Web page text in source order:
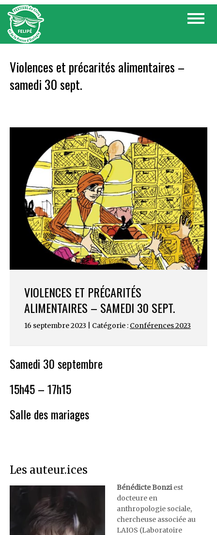
Skip
content
Toggle
Violences et précarités alimentaires –
samedi 30 sept.
VIOLENCES ET PRÉCARITÉS
ALIMENTAIRES – SAMEDI 30 SEPT.
16 septembre 2023 | Catégorie : Conférences 2023
Samedi 30 septembre
15h45 – 17h15
Salle des mariages
Les auteur.ices
Bénédicte Bonziest
docteure en
anthropologie sociale,
chercheuse associée au
LAIOS (Laboratoire